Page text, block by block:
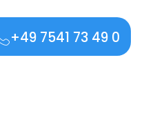
+49 7541 73 49 0